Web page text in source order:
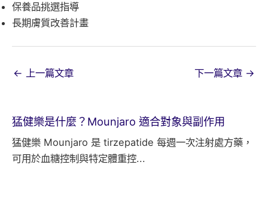
保養品挑選指導
長期膚質改善計畫
← 上一篇文章 下一篇文章 →
猛健樂是什麼？Mounjaro 適合對象與副作用
猛健樂 Mounjaro 是 tirzepatide 每週一次注射處方藥，
可用於血糖控制與特定體重控...